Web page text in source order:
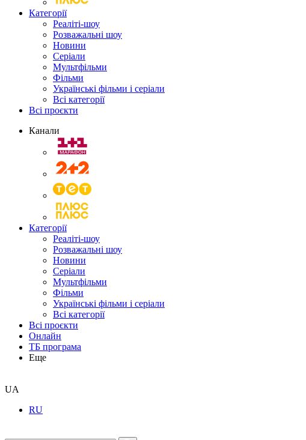
Категорії
Реаліті-шоу
Розважальні шоу
Новини
Серіали
Мультфільми
Фільми
Українські фільми і серіали
Всі категорії
Всі проєкти
Канали
Категорії
Реаліті-шоу
Розважальні шоу
Новини
Серіали
Мультфільми
Фільми
Українські фільми і серіали
Всі категорії
Всі проєкти
Онлайн
ТБ програма
Еще
UA
RU